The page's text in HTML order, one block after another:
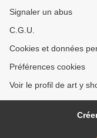
Signaler un abus
C.G.U.
Cookies et données
Préférences cookies
Voir le profil de art y